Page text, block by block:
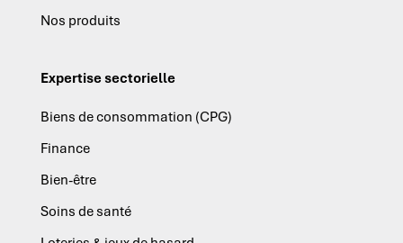
Nos produits
Expertise sectorielle
Biens de consommation (CPG)
Finance
Bien-être
Soins de santé